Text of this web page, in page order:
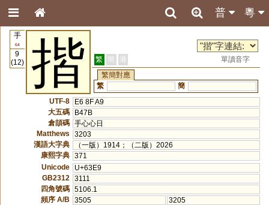
粵
普
手
64
9
(12)
揩 繁 簡 港
單讀音字
繁簡對應
繁
簡
UTF-8
E6 8F A9
大五碼
B47B
倉頡碼 手心心日
Matthews
3203
漢語大字典
（一版）1914；（二版）2026
康熙字典 371
Unicode
U+63E9
GB2312
3111
四角號碼 5106.1
頻序 A/B
3505
3205